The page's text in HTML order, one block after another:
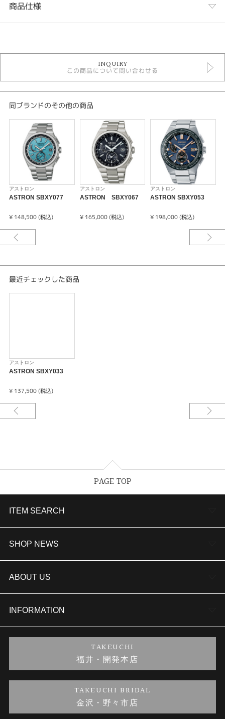
商品仕様
アストロン
メンズウォッチ
10気圧防水
ソーラー電波
金属ベルト
黒文字盤
メンズ
腕時計
キャリバーNo/7B72
ソーラー電波修正
フル充電時約9ヶ月間 パワーセーブ時約2年
-受信結果表示機能
-時差修正機能
INQUIRY
この商品について問い合わせる
同ブランドのその他の商品
アストロン
ASTRON SBXY077
¥ 148,500 (税込)
アストロン
ASTRON SBXY067
¥ 165,000 (税込)
アストロン
ASTRON SBXY053
¥ 198,000 (税込)
最近チェックした商品
アストロン
ASTRON SBXY033
¥ 137,500 (税込)
PAGE TOP
ITEM SEARCH
婚約指輪
結婚指輪
セットリング
婚約ネックレス
金・プラチナのお取引
SHOP NEWS
TAKEUCHI BRIDAL金沢本店情報
商品一覧
ブランドリスト
金澤指輪工房｜手作りペアリング
金澤指輪工房｜手作り結婚指輪 and 婚約指輪
ABOUT US
会社概要
お客様の声
INFORMATION
プライバシーポリシー
TAKEUCHI
福井・開発本店
TAKEUCHI BRIDAL
金沢・野々市店